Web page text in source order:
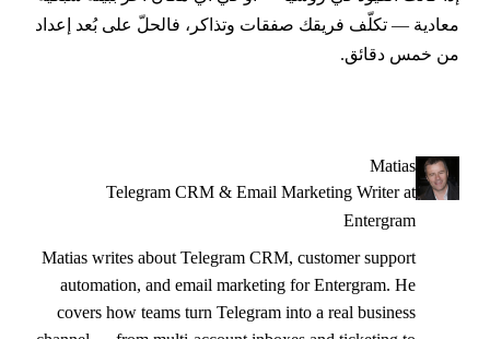
— تكلّف فريقك صفقات وتذاكر، فالحلّ على بُعد إعداد
خمس دقائق.
Matias
Telegram CRM & Email Marketing Writer at
Entergram
Matias writes about Telegram CRM, customer support
automation, and email marketing for Entergram. He
covers how teams turn Telegram into a real business